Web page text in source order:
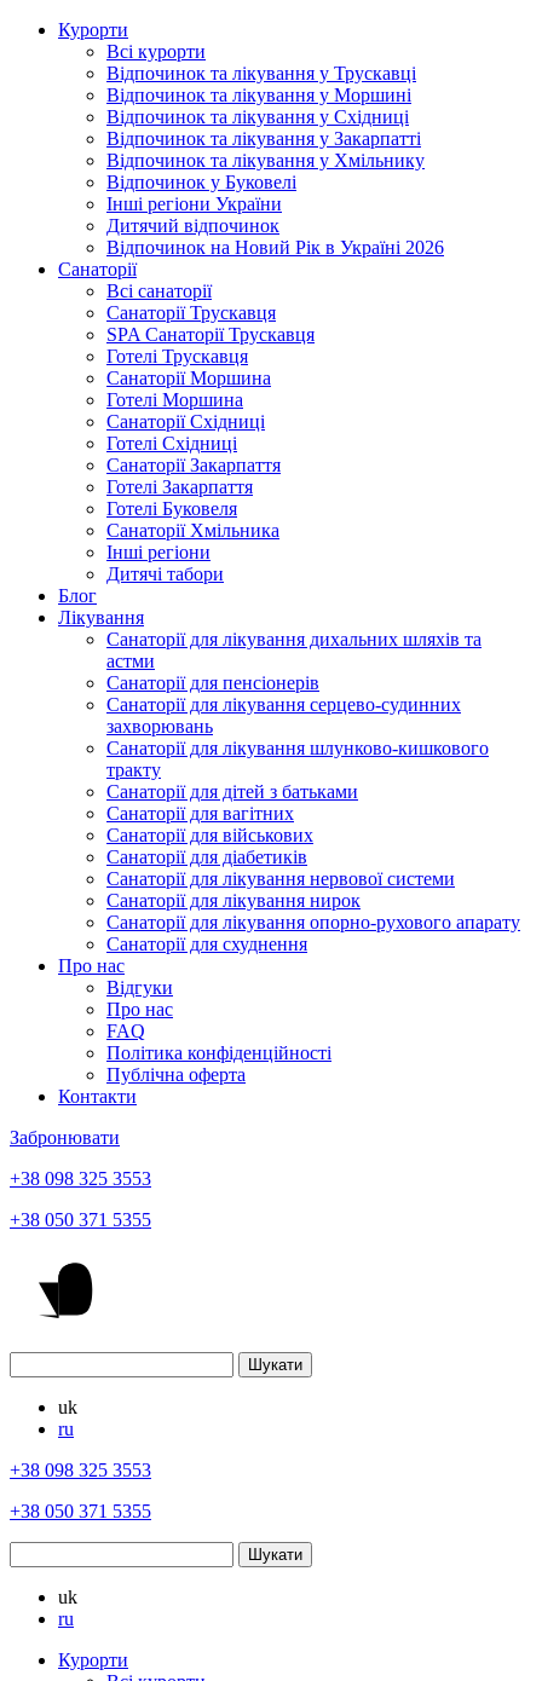
Курорти
Всі курорти
Відпочинок та лікування у Трускавці
Відпочинок та лікування у Моршині
Відпочинок та лікування у Східниці
Відпочинок та лікування у Закарпатті
Відпочинок та лікування у Хмільнику
Відпочинок у Буковелі
Інші регіони України
Дитячий відпочинок
Відпочинок на Новий Рік в Україні 2026
Санаторії
Всі санаторії
Санаторії Трускавця
SPA Санаторії Трускавця
Готелі Трускавця
Санаторії Моршина
Готелі Моршина
Санаторії Східниці
Готелі Східниці
Санаторії Закарпаття
Готелі Закарпаття
Готелі Буковеля
Санаторії Хмільника
Інші регіони
Дитячі табори
Блог
Лікування
Санаторії для лікування дихальних шляхів та
астми
Санаторії для пенсіонерів
Санаторії для лікування серцево-судинних
захворювань
Санаторії для лікування шлунково-кишкового
тракту
Санаторії для дітей з батьками
Санаторії для вагітних
Санаторії для військових
Санаторії для діабетиків
Санаторії для лікування нервової системи
Санаторії для лікування нирок
Санаторії для лікування опорно-рухового апарату
Санаторії для схуднення
Про нас
Відгуки
Про нас
FAQ
Політика конфіденційності
Публічна оферта
Контакти
Забронювати
+38 098 325 3553
+38 050 371 5355
uk
ru
+38 098 325 3553
+38 050 371 5355
uk
ru
Курорти